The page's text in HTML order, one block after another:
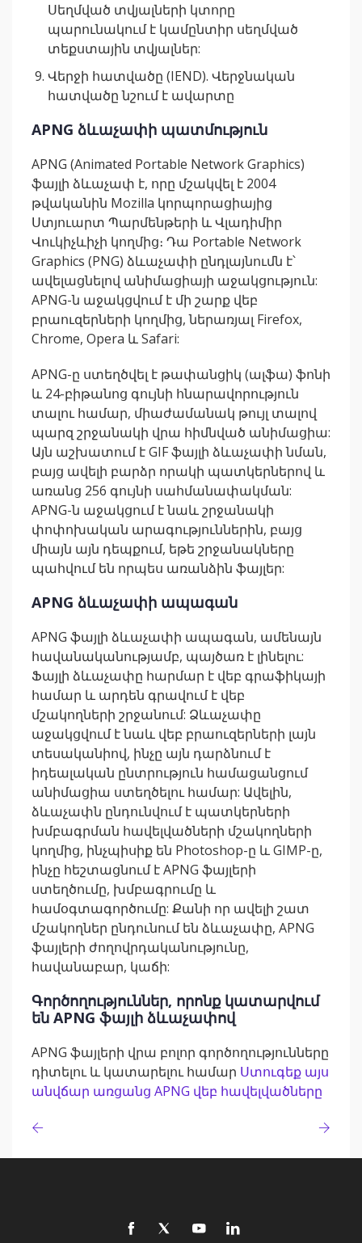
Սեղմված տվյալների կտորը
պարունակում է կամընտիր սեղմված
տեքստային տվյալներ:
Վերջի հատվածը (IEND). Վերջնական
հատվածը նշում է ավարտը
APNG ձևաչափի պատմություն
APNG (Animated Portable Network Graphics)
ֆայլի ձևաչափ է, որը մշակվել է 2004
թվականին Mozilla կորպորացիայից
Ստյուարտ Պարմենթերի և Վլադիմիր
Վուկիչևիչի կողմից։ Դա Portable Network
Graphics (PNG) ձևաչափի ընդլայնումն է՝
ավելացնելով անիմացիայի աջակցություն:
APNG-ն աջակցվում է մի շարք վեբ
բրաուզերների կողմից, ներառյալ Firefox,
Chrome, Opera և Safari:
APNG-ը ստեղծվել է թափանցիկ (ալֆա) ֆոնի
և 24-բիթանոց գույնի հնարավորություն
տալու համար, միաժամանակ թույլ տալով
պարզ շրջանակի վրա հիմնված անիմացիա:
Այն աշխատում է GIF ֆայլի ձևաչափի նման,
բայց ավելի բարձր որակի պատկերներով և
առանց 256 գույնի սահմանափակման:
APNG-ն աջակցում է նաև շրջանակի
փոփոխական արագություններին, բայց
միայն այն դեպքում, եթե շրջանակները
պահվում են որպես առանձին ֆայլեր:
APNG ձևաչափի ապագան
APNG ֆայլի ձևաչափի ապագան, ամենայն
հավանականությամբ, պայծառ է լինելու:
Ֆայլի ձևաչափը հարմար է վեբ գրաֆիկայի
համար և արդեն գրավում է վեբ
մշակողների շրջանում: Ձևաչափը
աջակցվում է նաև վեբ բրաուզերների լայն
տեսականիով, ինչը այն դարձնում է
իդեալական ընտրություն համացանցում
անիմացիա ստեղծելու համար: Ավելին,
ձևաչափն ընդունվում է պատկերների
խմբագրման հավելվածների մշակողների
կողմից, ինչպիսիք են Photoshop-ը և GIMP-ը,
ինչը հեշտացնում է APNG ֆայլերի
ստեղծումը, խմբագրումը և
համօգտագործումը: Քանի որ ավելի շատ
մշակողներ ընդունում են ձևաչափը, APNG
ֆայլերի ժողովրդականությունը,
հավանաբար, կաճի:
Գործողություններ, որոնք կատարվում
են APNG ֆայլի ձևաչափով
APNG ֆայլերի վրա բոլոր գործողությունները
դիտելու և կատարելու համար Ստուգեք այս
անվճար առցանց APNG վեբ հավելվածները